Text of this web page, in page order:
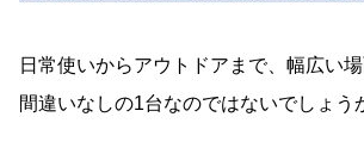
日常使いからアウトドアまで、幅広い
間違いなしの1台なのではないでしょう